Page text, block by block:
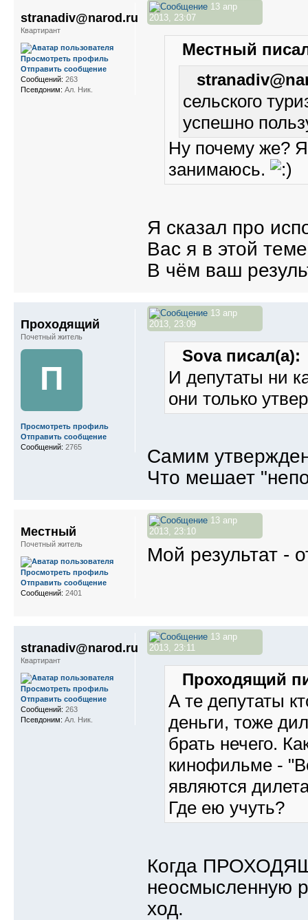
13 апр
2013, 23:07
Местный
сельского
успешно
Ну почему же?
занимаюсь.
Я сказал про
Вас я в этой
В чём ваш
stranadiv@narod.ru
Квартирант
Просмотреть профиль
Отправить сообщение
Сообщений: 263
Псевдоним: Ал. Ник.
13 апр
2013, 23:09
Sova писал(а):
И депутаты ни
они только
Самим
Что мешает
Проходящий
Почетный житель
П
Просмотреть профиль
Отправить сообщение
Сообщений: 2765
13 апр
2013, 23:10
Мой результат -
Местный
Почетный житель
Просмотреть профиль
Отправить сообщение
Сообщений: 2401
13 апр
2013, 23:11
Проходящий
А те депутаты
деньги, тоже
брать нечего.
кинофильме -
являются
Где ею учуть?
Когда
неосмысленную
ход.
stranadiv@narod.ru
Квартирант
Просмотреть профиль
Отправить сообщение
Сообщений: 263
Псевдоним: Ал. Ник.